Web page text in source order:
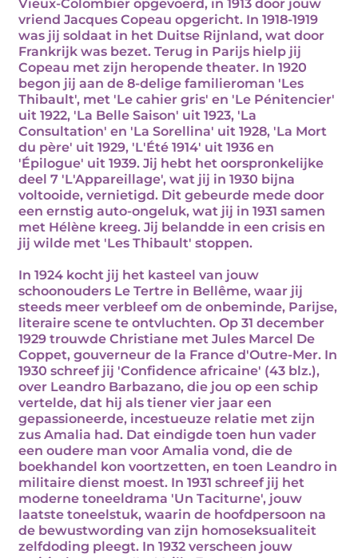
Vieux-Colombier opgevoerd, in 1913 door jouw
vriend Jacques Copeau opgericht. In 1918-1919
was jij soldaat in het Duitse Rijnland, wat door
Frankrijk was bezet. Terug in Parijs hielp jij
Copeau met zijn heropende theater. In 1920
begon jij aan de 8-delige familieroman 'Les
Thibault', met 'Le cahier gris' en 'Le Pénitencier'
uit 1922, 'La Belle Saison' uit 1923, 'La
Consultation' en 'La Sorellina' uit 1928, 'La Mort
du père' uit 1929, 'L'Été 1914' uit 1936 en
'Épilogue' uit 1939. Jij hebt het oorspronkelijke
deel 7 'L'Appareillage', wat jij in 1930 bijna
voltooide, vernietigd. Dit gebeurde mede door
een ernstig auto-ongeluk, wat jij in 1931 samen
met Hélène kreeg. Jij belandde in een crisis en
jij wilde met 'Les Thibault' stoppen.
In 1924 kocht jij het kasteel van jouw
schoonouders Le Tertre in Bellême, waar jij
steeds meer verbleef om de onbeminde, Parijse,
literaire scene te ontvluchten. Op 31 december
1929 trouwde Christiane met Jules Marcel De
Coppet, gouverneur de la France d'Outre-Mer. In
1930 schreef jij 'Confidence africaine' (43 blz.),
over Leandro Barbazano, die jou op een schip
vertelde, dat hij als tiener vier jaar een
gepassioneerde, incestueuze relatie met zijn
zus Amalia had. Dat eindigde toen hun vader
een oudere man voor Amalia vond, die de
boekhandel kon voortzetten, en toen Leandro in
militaire dienst moest. In 1931 schreef jij het
moderne toneeldrama 'Un Taciturne', jouw
laatste toneelstuk, waarin de hoofdpersoon na
de bewustwording van zijn homoseksualiteit
zelfdoding pleegt. In 1932 verscheen jouw